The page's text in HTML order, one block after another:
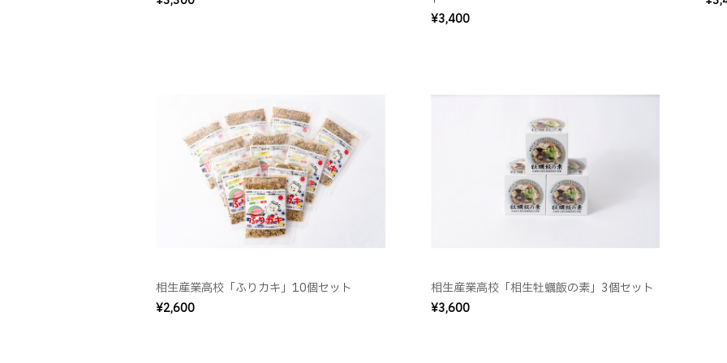
¥3,400
相生産業高校「ふりカキ」10個セット
¥2,600
相生産業高校「相生牡蠣飯の素」3個セット
¥3,600